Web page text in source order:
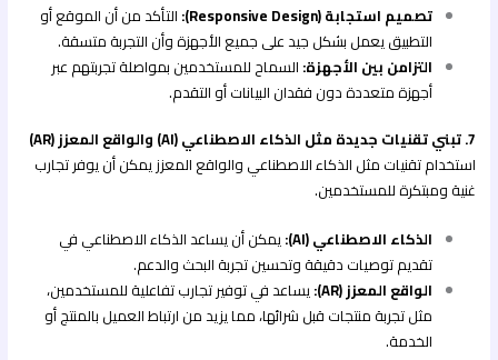
تصميم استجابة (Responsive Design):
التأكد من أن الموقع أو
التطبيق يعمل بشكل جيد على جميع الأجهزة وأن التجربة متسقة.
التزامن بين الأجهزة: السماح للمستخدمين بمواصلة تجربتهم عبر
أجهزة متعددة دون فقدان البيانات أو التقدم.
7. تبني تقنيات جديدة مثل الذكاء الاصطناعي (AI) والواقع المعزز (AR)
استخدام تقنيات مثل الذكاء الاصطناعي والواقع المعزز يمكن أن يوفر تجارب
غنية ومبتكرة للمستخدمين.
الذكاء الاصطناعي (AI):
يمكن أن يساعد الذكاء الاصطناعي في
تقديم توصيات دقيقة وتحسين تجربة البحث والدعم.
الواقع المعزز (AR):
يساعد في توفير تجارب تفاعلية للمستخدمين،
مثل تجربة منتجات قبل شرائها، مما يزيد من ارتباط العميل بالمنتج أو
الخدمة.